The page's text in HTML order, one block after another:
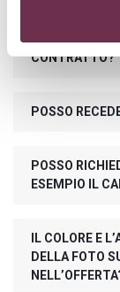
CONTRATTO?
POSSO
POSSO
ESEMPIO IL
IL COLORE E
DELLA FOTO